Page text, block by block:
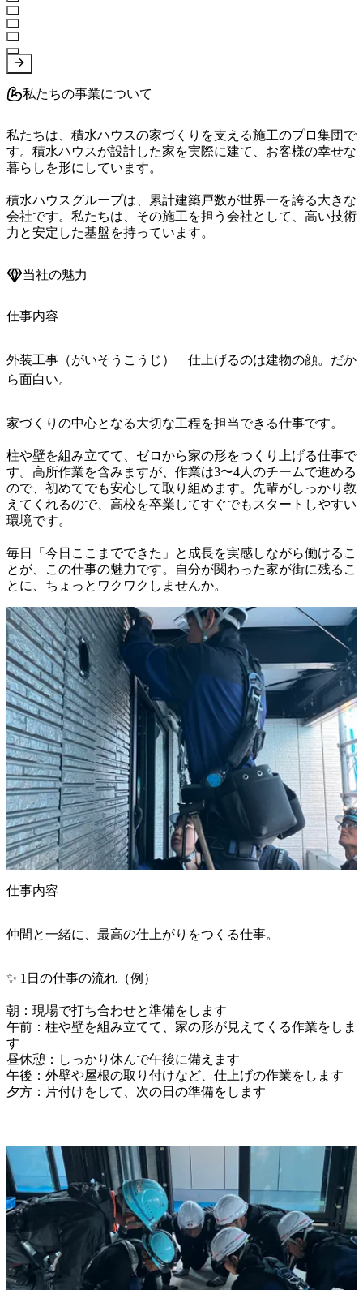
私たちの事業について
私たちは、積水ハウスの家づくりを支える施工のプロ集団で
す。積水ハウスが設計した家を実際に建て、お客様の幸せな
暮らしを形にしています。
積水ハウスグループは、累計建築戸数が世界一を誇る大きな
会社です。私たちは、その施工を担う会社として、高い技術
力と安定した基盤を持っています。
当社の魅力
仕事内容
外装工事（がいそうこうじ） 仕上げるのは建物の顔。だか
ら面白い。
家づくりの中心となる大切な工程を担当できる仕事です。
柱や壁を組み立てて、ゼロから家の形をつくり上げる仕事で
す。高所作業を含みますが、作業は3〜4人のチームで進める
ので、初めてでも安心して取り組めます。先輩がしっかり教
えてくれるので、高校を卒業してすぐでもスタートしやすい
環境です。
毎日「今日ここまでできた」と成長を実感しながら働けるこ
とが、この仕事の魅力です。自分が関わった家が街に残るこ
仕事内容
仲間と一緒に、最高の仕上がりをつくる仕事。
✨ 1日の仕事の流れ（例）
朝：現場で打ち合わせと準備をします
午前：柱や壁を組み立てて、家の形が見えてくる作業をしま
す
昼休憩：しっかり休んで午後に備えます
午後：外壁や屋根の取り付けなど、仕上げの作業をします
夕方：片付けをして、次の日の準備をします